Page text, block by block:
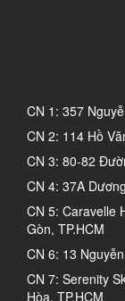
CN 1: 357
CN 2: 114 Hồ
CN 3: 80-82
CN 4: 37A
CN 5: Caravelle
Gòn, TP.HCM
CN 6: 13
CN 7: Serenity
Hòa, TP.HCM